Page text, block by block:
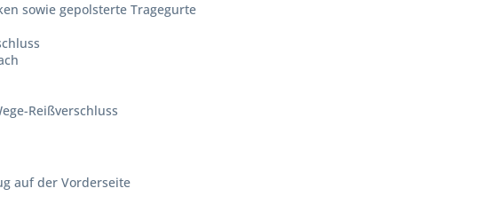
sowie gepolsterte Tragegurte
Reißverschluss
auf der Vorderseite